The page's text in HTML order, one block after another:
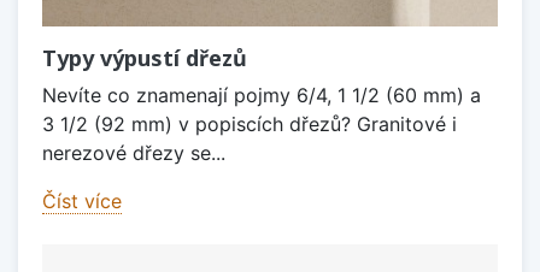
Typy výpustí dřezů
Nevíte co znamenají pojmy 6/4, 1 1/2 (60 mm) a
3 1/2 (92 mm) v popiscích dřezů? Granitové i
nerezové dřezy se...
Číst více